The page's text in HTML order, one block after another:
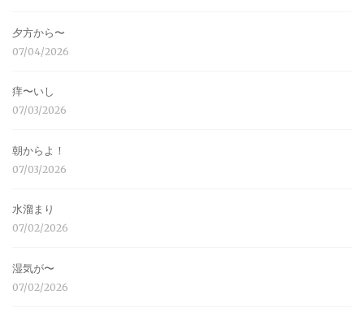
夕方から〜
07/04/2026
痒〜いし
07/03/2026
朝からよ！
07/03/2026
水溜まり
07/02/2026
湿気が〜
07/02/2026